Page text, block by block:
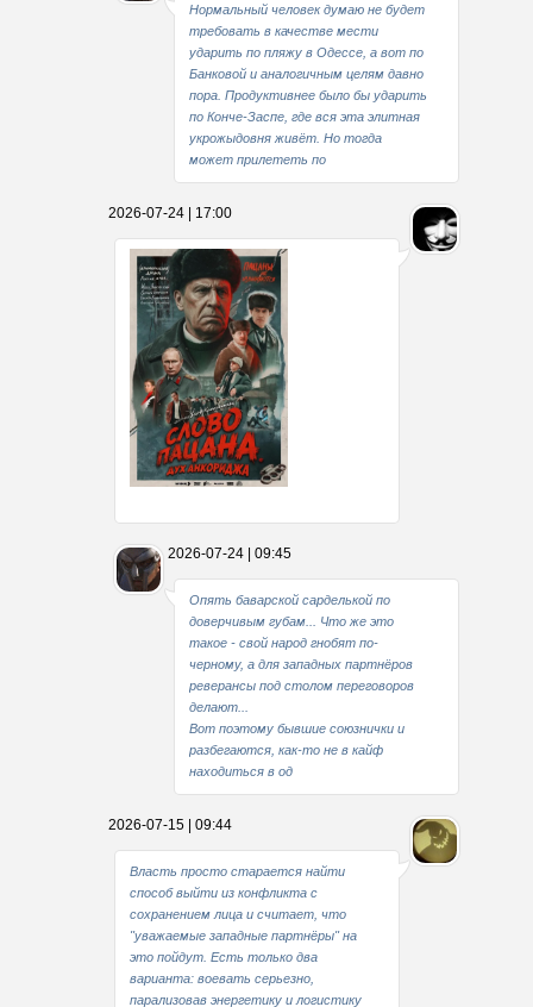
Нормальный человек думаю не будет
требовать в качестве мести
ударить по пляжу в Одессе, а вот по
Банковой и аналогичным целям давно
пора. Продуктивнее было бы ударить
по Конче-Заспе, где вся эта элитная
укрожыдовня живёт. Но тогда
может прилететь по
2026-07-24 | 17:00
В свое время
2026-07-24 | 09:45
Опять баварской сарделькой по
доверчивым губам... Что же это
такое - свой народ гнобят по-
черному, а для западных партнёров
реверансы под столом переговоров
делают...
Вот поэтому бывшие союзнички и
разбегаются, как-то не в кайф
находиться в од
2026-07-15 | 09:44
Власть просто старается найти
способ выйти из конфликта с
сохранением лица и считает, что
"уважаемые западные партнёры" на
это пойдут. Есть только два
варианта: воевать серьезно,
парализовав энергетику и логистику